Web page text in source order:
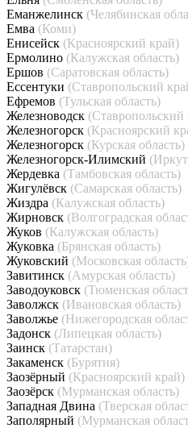
Еманжелинск (Челябинская
Емва (Коми)
Енисейск (Красноярский край)
Ермолино (Калужская область)
Ершов (Саратовская область)
Ессентуки (Ставропольский
Ефремов (Тульская область)
Железноводск (Ставропольский
Железногорск (Красноярский
Железногорск (Курская область)
Железногорск-Илимский
Жердевка (Тамбовская область)
Жигулёвск (Самарская область)
Жиздра (Калужская область)
Жирновск (Волгоградская
Жуков (Калужская область)
Жуковка (Брянская область)
Жуковский (Московская
Завитинск (Амурская область)
Заводоуковск (Тюменская
Заволжск (Ивановская область)
Заволжье (Нижегородская
Задонск (Липецкая область)
Заинск (Татарстан)
Закаменск (Бурятия)
Заозёрный (Красноярский край)
Заозёрск (Мурманская область)
Западная Двина (Тверская
Заполярный (Мурманская